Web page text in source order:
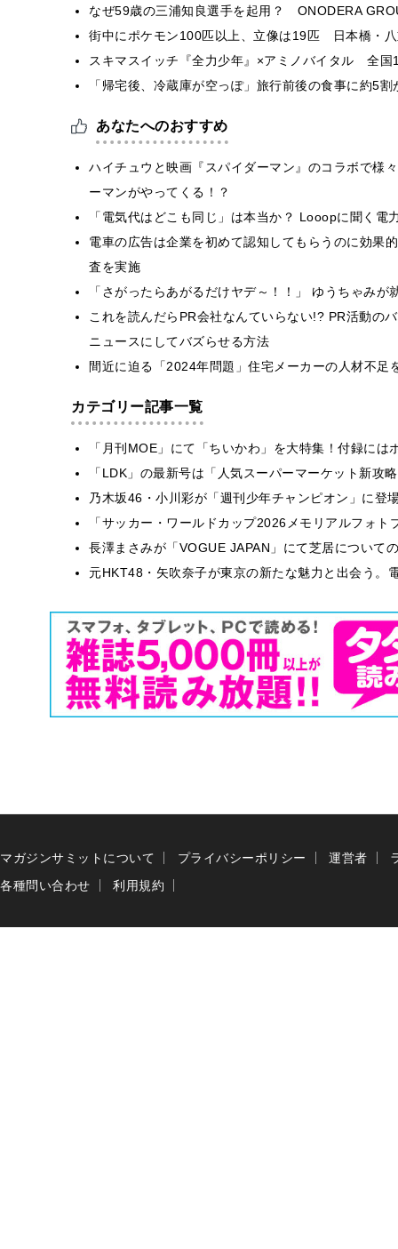
なぜ59歳の三浦知良選手を起用？ ONODERA
街中にポケモン100匹以上、立像は19匹 日本橋・
スキマスイッチ『全力少年』×アミノバイタル 全国
「帰宅後、冷蔵庫が空っぽ」旅行前後の食事に約5
あなたへのおすすめ
ハイチュウと映画『スパイダーマン』のコラボで様
ーマンがやってくる！？
「電気代はどこも同じ」は本当か？ Looopに聞く電
電車の広告は企業を初めて認知してもらうのに効果
査を実施
「さがったらあがるだけヤデ～！！」 ゆうちゃみ
これを読んだらPR会社なんていらない!? PR活動の
ニュースにしてバズらせる方法
間近に迫る「2024年問題」住宅メーカーの人材不足
カテゴリー記事一覧
「月刊MOE」にて「ちいかわ」を大特集！付録に
「LDK」の最新号は「人気スーパーマーケット新
乃木坂46・小川彩が「週刊少年チャンピオン」に
「サッカー・ワールドカップ2026メモリアルフォ
長澤まさみが「VOGUE JAPAN」にて芝居について
元HKT48・矢吹奈子が東京の新たな魅力と出会う
マガジンサミットについて プライバシーポリシー 運営者
各種問い合わせ
利用規約